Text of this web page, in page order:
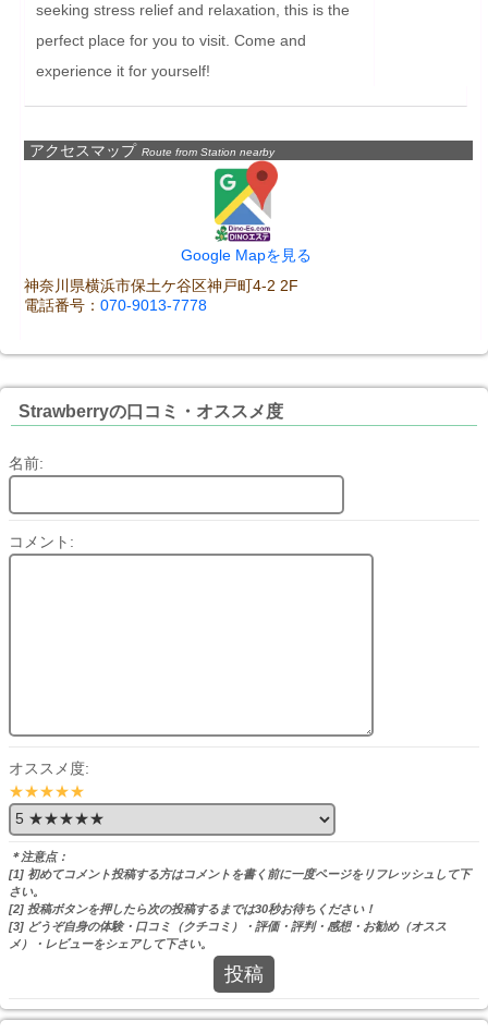
seeking stress relief and relaxation, this is the
perfect place for you to visit. Come and
experience it for yourself!
アクセスマップ Route from Station nearby
Google Mapを見る
神奈川県横浜市保土ケ谷区神戸町4-2 2F
電話番号： 070-9013-7778
Strawberryの口コミ・オススメ度
名前:
コメント:
オススメ度:
★★★★★
＊注意点：
[1] 初めてコメント投稿する方はコメントを書く前に一度ページをリフレッシュして下
さい。
[2] 投稿ボタンを押したら次の投稿するまでは30秒お待ちください！
[3] どうぞ自身の体験・口コミ（クチコミ）・評価・評判・感想・お勧め（オスス
メ）・レビューをシェアして下さい。
投稿